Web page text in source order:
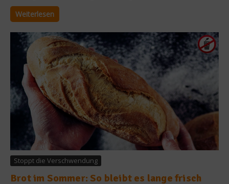
Weiterlesen
Stoppt die Verschwendung
Brot im Sommer: So bleibt es lange frisch